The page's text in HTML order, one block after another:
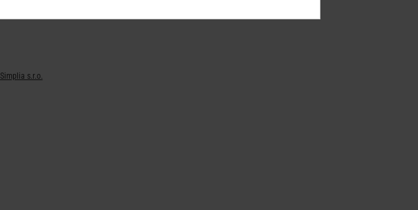
Simplia s.r.o.